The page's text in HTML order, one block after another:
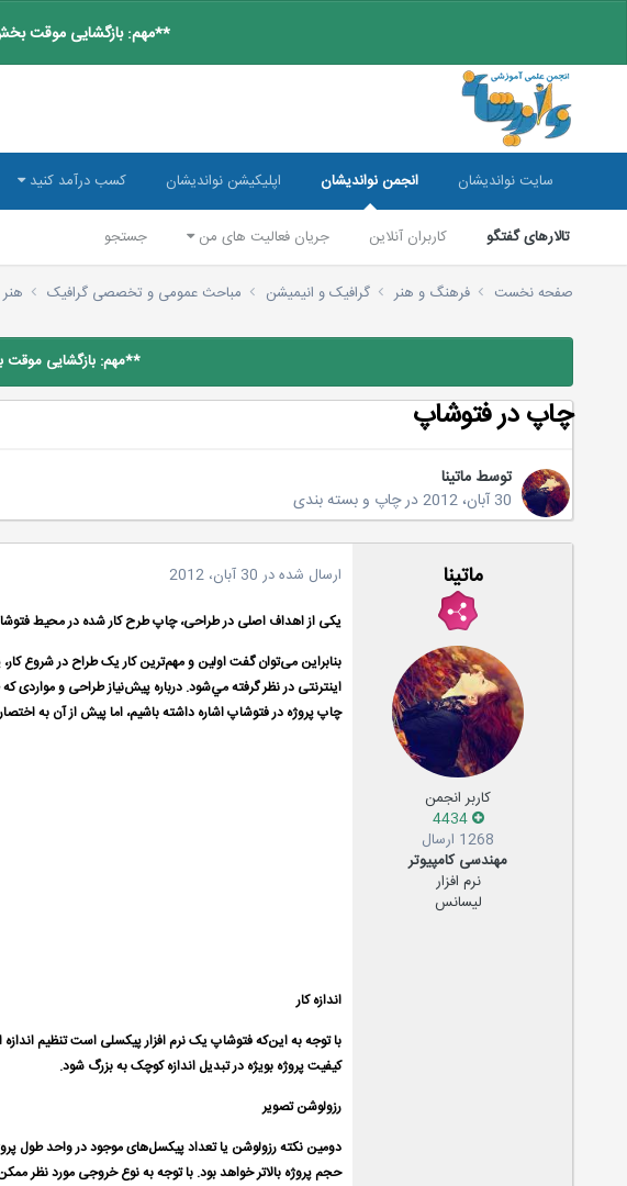
**مهم: بازگشایی موقت
سایت نواندیشان انجمن نواندیشان
تالارهای گفتگو کاربران آنلاین جریان فعالیت های من جستجو
اپلیکیشن نواندیشان کسب درآمد کنید
صفحه نخست فرهنگ و هنر گرافیک و انیمیشن مباحث عمومی و تخصصی گرافیک
**مهم: بازگشایی موقت
چاپ در فتوشاپ
توسط ماتینا
30 آبان، 2012
درچاپ و بسته بندی
ماتینا
کاربر انجمن
4434
1268 ارسال
مهندسی کامپیوتر
نرم افزار
لیسانس
ارسال شده در 30 آبان، 2012
یکی از اهداف اصلی در طراحی، چاپ طرح کار شده در محیط
بنابراین می‌توان گفت اولین و مهم‌ترین کار یک طراح در شروع
اینترنتی در نظر گرفته مي‌شود. درباره پیش‌نیاز طراحی و مواردی
چاپ پروژه در فتوشاپ اشاره داشته باشيم، اما پيش از آن به
اندازه کار
با توجه به این‌که فتوشاپ یک نرم افزار پیکسلی است تنظیم
کیفیت پروژه بويژه در تبدیل اندازه کوچک به بزرگ شود.
رزولوشن تصویر
دومین نكته رزولوشن یا تعداد پیکسل‌های موجود در واحد طول